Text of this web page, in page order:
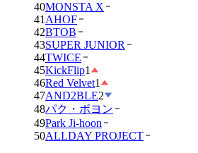
40MONSTA X
41 AHOF
42BTOB
43SUPER JUNIOR
44TWICE
45KickFlip1
46Red Velvet1
47AND2BLE2
48パク・ボヨン
49Park Ji-hoon
50ALLDAY PROJECT